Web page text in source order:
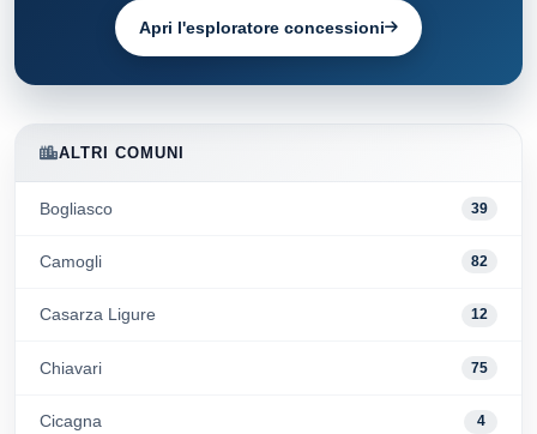
ALTRI COMUNI
Bogliasco 39
Camogli 82
Casarza Ligure 12
Chiavari 75
Cicagna 4
Apri l'esploratore concessioni